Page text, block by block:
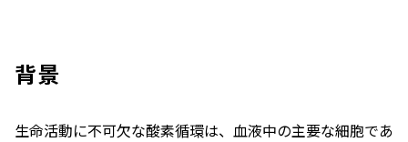
背景
生命活動に不可欠な酸素循環は、血液中の主要な細胞であ